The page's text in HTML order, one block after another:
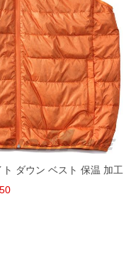
ダウン ベスト 保温 加工